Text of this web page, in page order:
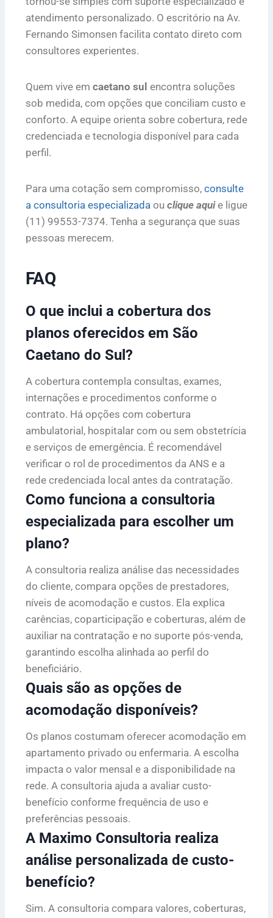
atendimento personalizado. O escritório na Av.
Fernando Simonsen facilita contato direto com
consultores experientes.
Quem vive em caetano sul encontra soluções
sob medida, com opções que conciliam custo e
conforto. A equipe orienta sobre cobertura, rede
credenciada e tecnologia disponível para cada
perfil.
Para uma cotação sem compromisso, consulte
a consultoria especializada ou clique aquie ligue
(11) 99553-7374. Tenha a segurança que suas
pessoas merecem.
FAQ
O que inclui a cobertura dos
planos oferecidos em São
Caetano do Sul?
A cobertura contempla consultas, exames,
internações e procedimentos conforme o
contrato. Há opções com cobertura
ambulatorial, hospitalar com ou sem obstetrícia
e serviços de emergência. É recomendável
verificar o rol de procedimentos da ANS e a
rede credenciada local antes da contratação.
Como funciona a consultoria
especializada para escolher um
plano?
A consultoria realiza análise das necessidades
do cliente, compara opções de prestadores,
níveis de acomodação e custos. Ela explica
carências, coparticipação e coberturas, além de
auxiliar na contratação e no suporte pós-venda,
garantindo escolha alinhada ao perfil do
beneficiário.
Quais são as opções de
acomodação disponíveis?
Os planos costumam oferecer acomodação em
apartamento privado ou enfermaria. A escolha
impacta o valor mensal e a disponibilidade na
rede. A consultoria ajuda a avaliar custo-
benefício conforme frequência de uso e
preferências pessoais.
A Maximo Consultoria realiza
análise personalizada de custo-
benefício?
Sim. A consultoria compara valores, coberturas,